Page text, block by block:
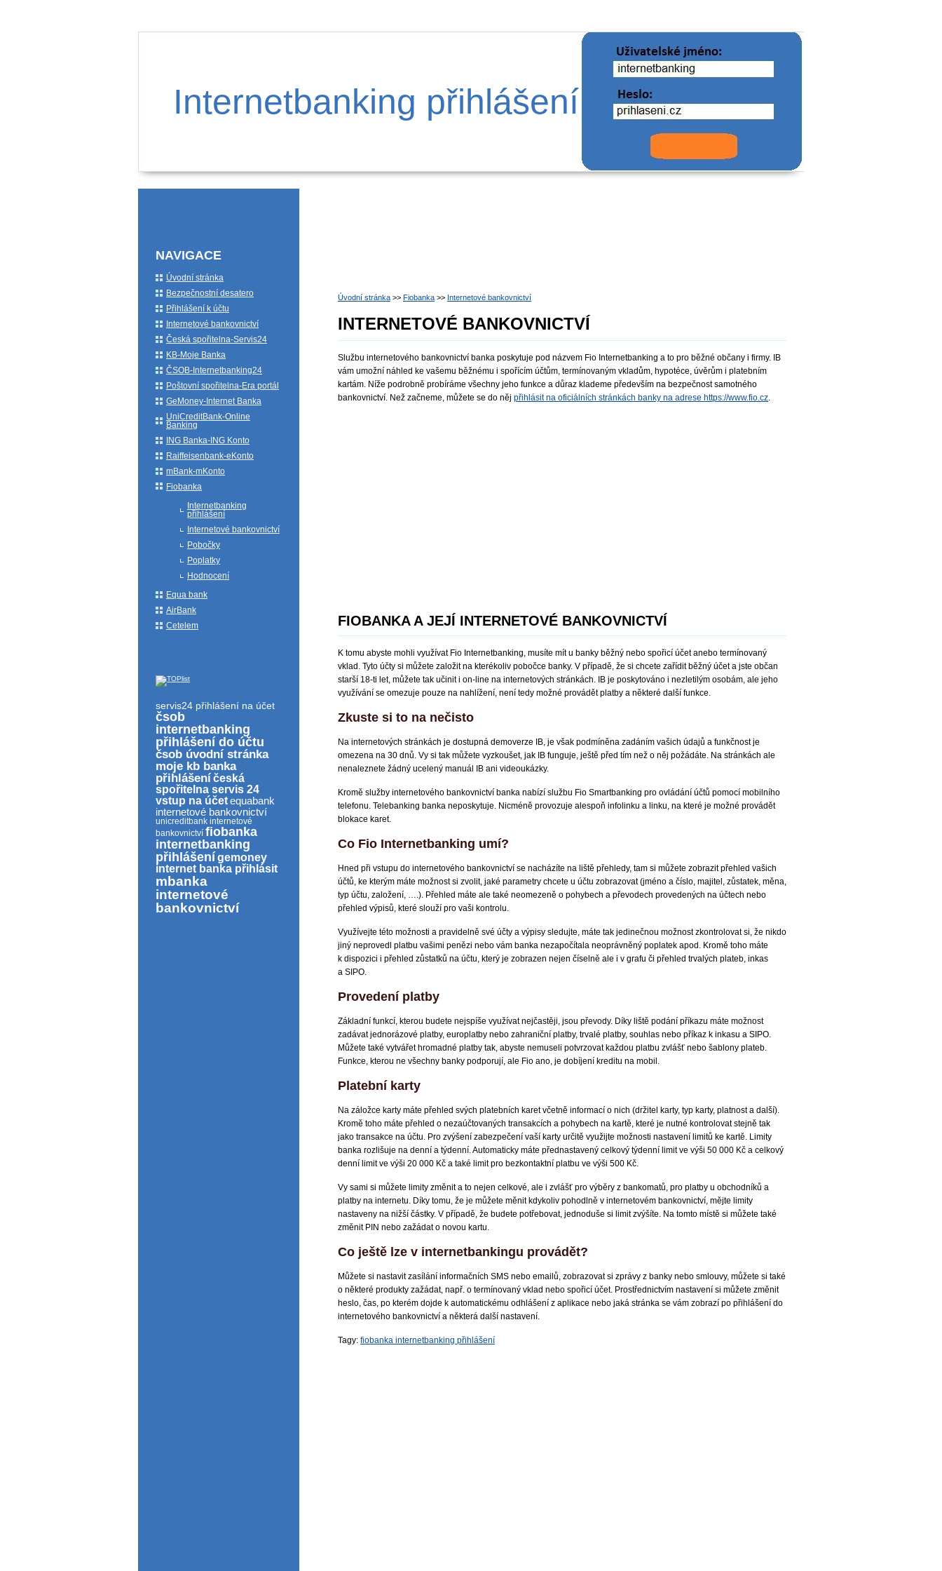
Internetbanking přihlášení
Úvodní stránka >> Fiobanka >> Internetové bankovnictví
INTERNETOVÉ BANKOVNICTVÍ
Službu internetového bankovnictví banka poskytuje pod názvem Fio Internetbanking a to pro běžné občany i firmy. IB
vám umožní náhled ke vašemu běžnému i spořícím účtům, termínovaným vkladům, hypotéce, úvěrům i platebním
kartám. Níže podrobně probíráme všechny jeho funkce a důraz klademe především na bezpečnost samotného
bankovnictví. Než začneme, můžete se do něj přihlásit na oficiálních stránkách banky na adrese https://www.fio.cz.
FIOBANKA A JEJÍ INTERNETOVÉ BANKOVNICTVÍ
K tomu abyste mohli využívat Fio Internetbanking, musíte mít u banky běžný nebo spořicí účet anebo termínovaný
vklad. Tyto účty si můžete založit na kterékoliv pobočce banky. V případě, že si chcete zařídit běžný účet a jste občan
starší 18-ti let, můžete tak učinit i on-line na internetových stránkách. IB je poskytováno i nezletilým osobám, ale jeho
využívání se omezuje pouze na nahlížení, není tedy možné provádět platby a některé další funkce.
Zkuste si to na nečisto
Na internetových stránkách je dostupná demoverze IB, je však podmíněna zadáním vašich údajů a funkčnost je
omezena na 30 dnů. Vy si tak můžete vyzkoušet, jak IB funguje, ještě před tím než o něj požádáte. Na stránkách ale
nenaleznete žádný ucelený manuál IB ani videoukázky.
Kromě služby internetového bankovnictví banka nabízí službu Fio Smartbanking pro ovládání účtů pomocí mobilního
telefonu. Telebanking banka neposkytuje. Nicméně provozuje alespoň infolinku a linku, na které je možné provádět
blokace karet.
Co Fio Internetbanking umí?
Hned při vstupu do internetového bankovnictví se nacházíte na liště přehledy, tam si můžete zobrazit přehled vašich
účtů, ke kterým máte možnost si zvolit, jaké parametry chcete u účtu zobrazovat (jméno a číslo, majitel, zůstatek, měna,
typ účtu, založení, ….). Přehled máte ale také neomezeně o pohybech a převodech provedených na účtech nebo
přehled výpisů, které slouží pro vaši kontrolu.
Využívejte této možnosti a pravidelně své účty a výpisy sledujte, máte tak jedinečnou možnost zkontrolovat si, že nikdo
jiný neprovedl platbu vašimi penězi nebo vám banka nezapočítala neoprávněný poplatek apod. Kromě toho máte
k dispozici i přehled zůstatků na účtu, který je zobrazen nejen číselně ale i v grafu či přehled trvalých plateb, inkas
a SIPO.
Provedení platby
Základní funkcí, kterou budete nejspíše využívat nejčastěji, jsou převody. Díky liště podání příkazu máte možnost
zadávat jednorázové platby, europlatby nebo zahraniční platby, trvalé platby, souhlas nebo příkaz k inkasu a SIPO.
Můžete také vytvářet hromadné platby tak, abyste nemuseli potvrzovat každou platbu zvlášť nebo šablony plateb.
Funkce, kterou ne všechny banky podporují, ale Fio ano, je dobíjení kreditu na mobil.
Platební karty
Na záložce karty máte přehled svých platebních karet včetně informací o nich (držitel karty, typ karty, platnost a další).
Kromě toho máte přehled o nezaúčtovaných transakcích a pohybech na kartě, které je nutné kontrolovat stejně tak
jako transakce na účtu. Pro zvýšení zabezpečení vaší karty určitě využijte možnosti nastavení limitů ke kartě. Limity
banka rozlišuje na denní a týdenní. Automaticky máte přednastavený celkový týdenní limit ve výši 50 000 Kč a celkový
denní limit ve výši 20 000 Kč a také limit pro bezkontaktní platbu ve výši 500 Kč.
Vy sami si můžete limity změnit a to nejen celkové, ale i zvlášť pro výběry z bankomatů, pro platby u obchodníků a
platby na internetu. Díky tomu, že je můžete měnit kdykoliv pohodlně v internetovém bankovnictví, mějte limity
nastaveny na nižší částky. V případě, že budete potřebovat, jednoduše si limit zvýšíte. Na tomto místě si můžete také
změnit PIN nebo zažádat o novou kartu.
Co ještě lze v internetbankingu provádět?
Můžete si nastavit zasílání informačních SMS nebo emailů, zobrazovat si zprávy z banky nebo smlouvy, můžete si také
o některé produkty zažádat, např. o termínovaný vklad nebo spořicí účet. Prostřednictvím nastavení si můžete změnit
heslo, čas, po kterém dojde k automatickému odhlášení z aplikace nebo jaká stránka se vám zobrazí po přihlášení do
internetového bankovnictví a některá další nastavení.
Tagy: fiobanka internetbanking přihlášení
NAVIGACE
Úvodní stránka
Bezpečnostní desatero
Přihlášení k účtu
Internetové bankovnictví
Česká spořitelna-Servis24
KB-Moje Banka
ČSOB-Internetbanking24
Poštovní spořitelna-Era portál
GeMoney-Internet Banka
UniCreditBank-Online
Banking
ING Banka-ING Konto
Raiffeisenbank-eKonto
mBank-mKonto
Fiobanka
Internetbanking
přihlášení
Internetové bankovnictví
Pobočky
Poplatky
Hodnocení
Equa bank
AirBank
Cetelem
servis24 přihlášení na účet
čsob
internetbanking
přihlášení do účtu
čsob úvodní stránka
moje kb banka
přihlášeníčeská
spořitelna servis 24
vstup na účetequabank
internetové bankovnictví
unicreditbank internetové
bankovnictví fiobanka
internetbanking
přihlášenígemoney
internet banka přihlásit
mbanka
internetové
bankovnictví